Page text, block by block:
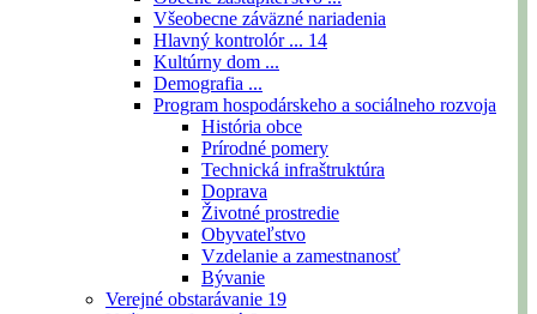
Všeobecne záväzné nariadenia
Hlavný kontrolór ... 14
Kultúrny dom ...
Demografia ...
Program hospodárskeho a sociálneho rozvoja
História obce
Prírodné pomery
Technická infraštruktúra
Doprava
Životné prostredie
Obyvateľstvo
Vzdelanie a zamestnanosť
Bývanie
Verejné obstarávanie 19